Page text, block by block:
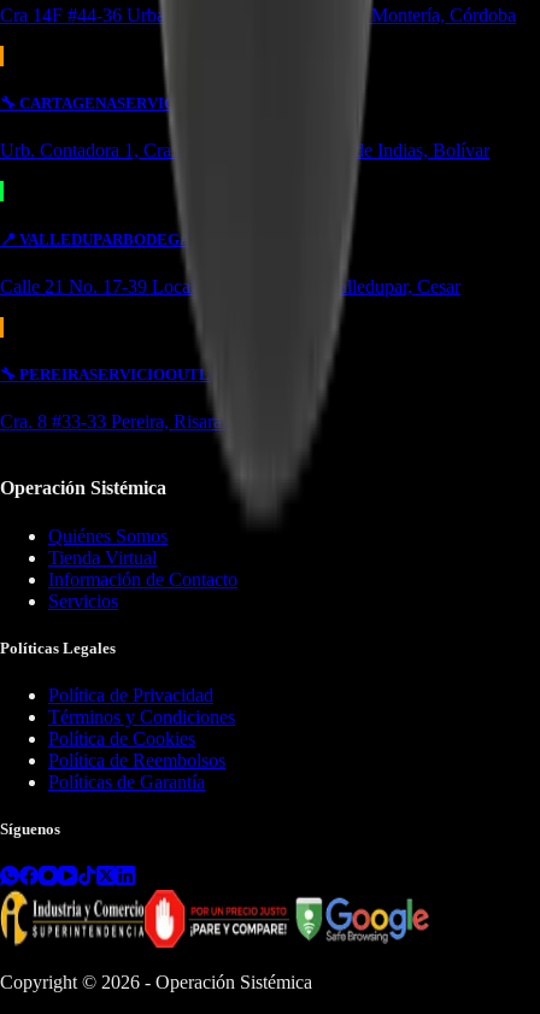
Cra 14F #44-36 Urbanización Portal de Almeria Montería, Córdoba
🔧 CARTAGENASERVICIO
Urb. Contadora 1, Cra. 69 #31a-37 Cartagena de Indias, Bolívar
📍 VALLEDUPARBODEGA/OUTLET
Calle 21 No. 17-39 Local 4 Simón bolivar Valledupar, Cesar
🔧 PEREIRASERVICIOOUTLET
Cra. 8 #33-33 Pereira, Risaralda
Operación Sistémica
Quiénes Somos
Tienda Virtual
Información de Contacto
Servicios
Políticas Legales
Política de Privacidad
Términos y Condiciones
Política de Cookies
Política de Reembolsos
Políticas de Garantía
Síguenos
Copyright © 2026 - Operación Sistémica